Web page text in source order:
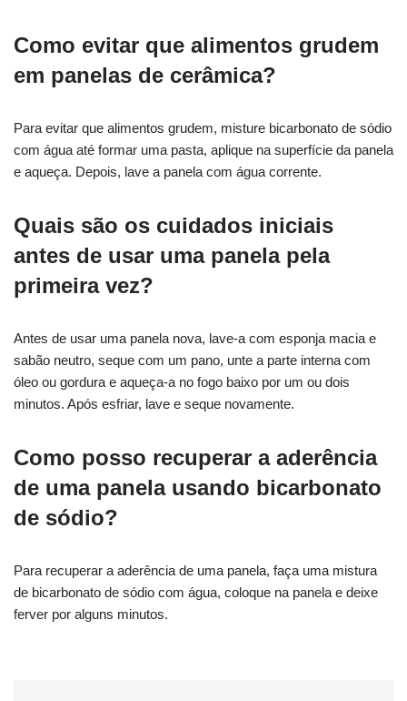
Como evitar que alimentos grudem
em panelas de cerâmica?
Para evitar que alimentos grudem, misture bicarbonato de sódio
com água até formar uma pasta, aplique na superfície da panela
e aqueça. Depois, lave a panela com água corrente.
Quais são os cuidados iniciais
antes de usar uma panela pela
primeira vez?
Antes de usar uma panela nova, lave-a com esponja macia e
sabão neutro, seque com um pano, unte a parte interna com
óleo ou gordura e aqueça-a no fogo baixo por um ou dois
minutos. Após esfriar, lave e seque novamente.
Como posso recuperar a aderência
de uma panela usando bicarbonato
de sódio?
Para recuperar a aderência de uma panela, faça uma mistura
de bicarbonato de sódio com água, coloque na panela e deixe
ferver por alguns minutos.